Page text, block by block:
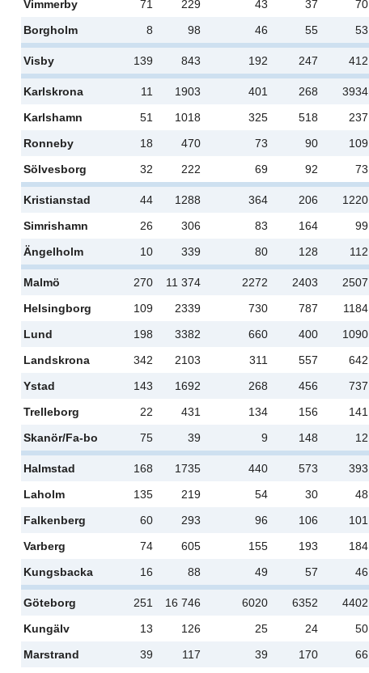
Vimmerby
71 229 43 37 70
Borgholm
8 98 46 55 53
Visby 139 843 192 247 412
Karlskrona 11 1903 401 268 3934
Karlshamn
51 1018 325 518 237
Ronneby
18 470 73 90 109
Sölvesborg
32 222 69 92 73
Kristianstad 44 1288 364 206 1220
Simrishamn
26 306 83 164 99
Ängelholm
10 339 80 128 112
Malmö 270 11 374 2272 2403 2507
Helsingborg
109 2339 730 787 1184
Lund
198 3382 660 400 1090
Landskrona
342 2103 311 557 642
Ystad
143 1692 268 456 737
Trelleborg
22 431 134 156 141
Skanör/Fa-bo
75 39 9 148 12
Halmstad 168 1735 440 573 393
Laholm
135 219 54 30 48
Falkenberg
60 293 96 106 101
Varberg
74 605 155 193 184
Kungsbacka
16 88 49 57 46
Göteborg 251 16 746 6020 6352 4402
Kungälv
13 126 25 24 50
Marstrand
39 117 39 170 66